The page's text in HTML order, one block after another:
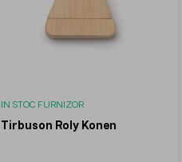
IN STOC FURNIZOR
Tirbuson Roly Konen